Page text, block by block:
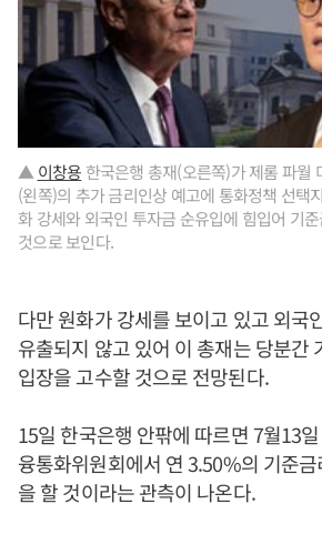
▲ 이창용 한국은행 총재(오른쪽)가 제롬 파월
(왼쪽)의 추가 금리인상 예고에 통화정책 선택
화 강세와 외국인 투자금 순유입에 힘입어 기
것으로 보인다.
다만 원화가 강세를 보이고 있고 외국
유출되지 않고 있어 이 총재는 당분간
입장을 고수할 것으로 전망된다.
15일 한국은행 안팎에 따르면 7월13
융통화위원회에서 연 3.50%의 기준
을 할 것이라는 관측이 나온다.